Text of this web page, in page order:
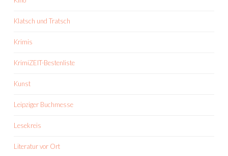
Klatsch und Tratsch
Krimis
KrimiZEIT-Bestenliste
Kunst
Leipziger Buchmesse
Lesekreis
Literatur vor Ort